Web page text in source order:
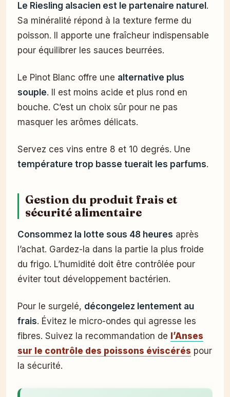
Le Riesling alsacien est le partenaire naturel .
Sa minéralité répond à la texture ferme du
poisson. Il apporte une fraîcheur indispensable
pour équilibrer les sauces beurrées.
Le Pinot Blanc offre une alternative plus
souple. Il est moins acide et plus rond en
bouche. C’est un choix sûr pour ne pas
masquer les arômes délicats.
Servez ces vins entre 8 et 10 degrés. Une
température trop basse tuerait les parfums.
Gestion du produit frais et
sécurité alimentaire
Consommez la lotte sous 48 heures après
l’achat. Gardez-la dans la partie la plus froide
du frigo. L’humidité doit être contrôlée pour
éviter tout développement bactérien.
Pour le surgelé, décongelez lentement au
frais. Évitez le micro-ondes qui agresse les
fibres. Suivez la recommandation de l’Anses
sur le contrôle des poissons éviscérés pour
la sécurité.